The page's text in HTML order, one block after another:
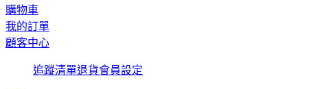
購物車
我的訂單
顧客中心
追蹤清單退貨會員設定